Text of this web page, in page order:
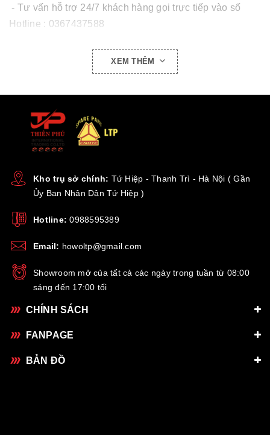
- Tư vấn hỗ trợ 24/7 khách hàng gọi trực tiếp vào số
Hotline : 0367437588
- Giá cả cạnh tranh.
- Hàng phụ tùng chính hãng.
- Luôn đồng hành cùng quý khách hàng khi sử dụng sản
phẩm.
XEM THÊM
Kho trụ sở chính: Tứ Hiệp - Thanh Trì - Hà Nội ( Gần
Ủy Ban Nhân Dân Tứ Hiệp )
Hotline: 0988595389
Email: howoltp@gmail.com
Showroom mở của tất cả các ngày trong tuần từ 08:00
sáng đến 17:00 tối
CHÍNH SÁCH
FANPAGE
BẢN ĐỒ